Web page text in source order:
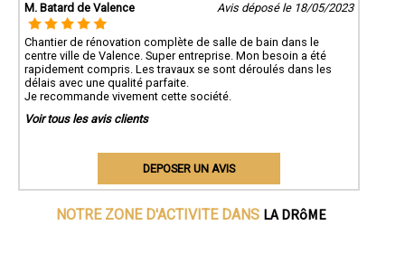
M. Batard de Valence
Avis déposé le 18/05/2023
Chantier de rénovation complète de salle de bain dans le
centre ville de Valence. Super entreprise. Mon besoin a été
rapidement compris. Les travaux se sont déroulés dans les
délais avec une qualité parfaite.
Je recommande vivement cette société.
Voir tous les avis clients
DEPOSER UN AVIS
NOTRE ZONE D'ACTIVITE DANS LA DRôME